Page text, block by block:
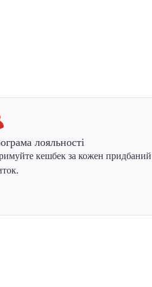
лояльності
кешбек за кожен придбаний